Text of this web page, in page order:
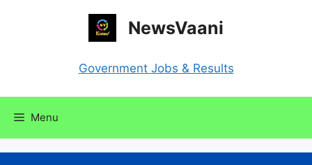
NewsVaani
Government Jobs & Results
Menu